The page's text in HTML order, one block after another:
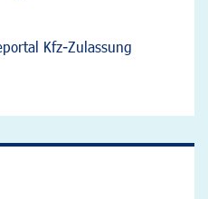
Kfz-Zulassung